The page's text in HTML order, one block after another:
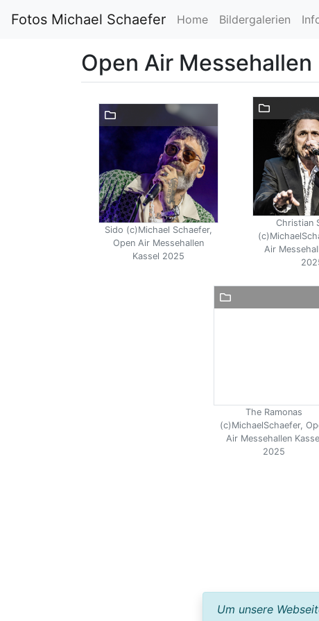
Fotos Michael Schaefer Home Bildergalerien
Open Air
Sido (c)Michael Schaefer,
Open Air Messehallen
Kassel 2025
Christian
Air
The Ramonas
(c)MichaelSchaefer,
Air Messehallen
2025
Um unsere